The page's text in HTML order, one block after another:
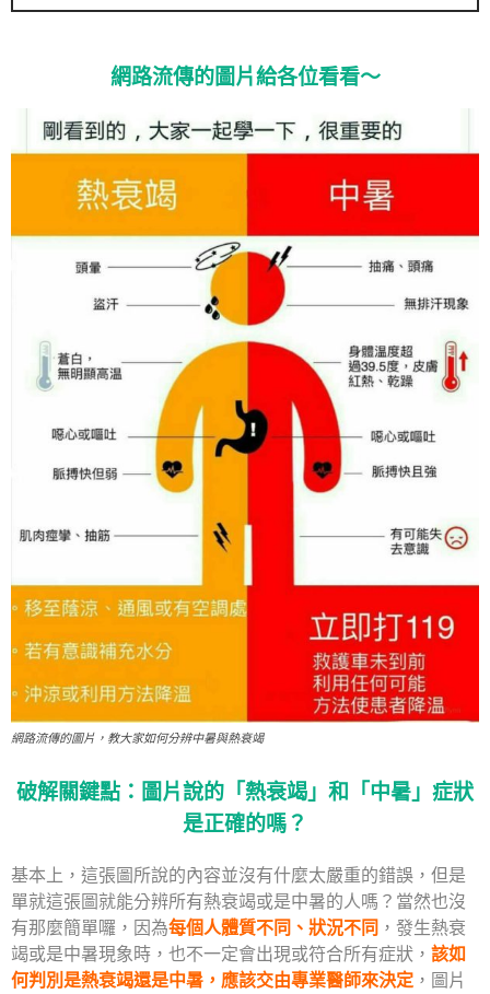
網路流傳的圖片給各位看看～
網路流傳的圖片，教大家如何分辨中暑與熱衰竭
破解關鍵點：圖片說的「熱衰竭」和「中暑」症狀
是正確的嗎？
基本上，這張圖所說的內容並沒有什麼太嚴重的錯誤，但是
單就這張圖就能分辨所有熱衰竭或是中暑的人嗎？當然也沒
有那麼簡單囉，因為每個人體質不同、狀況不同 ， 發生熱衰
竭或是中暑現象時，也不一定會出現或符合所有症狀， 該如
何判別是熱衰竭還是中暑，應該交由專業醫師來決定 ，圖片